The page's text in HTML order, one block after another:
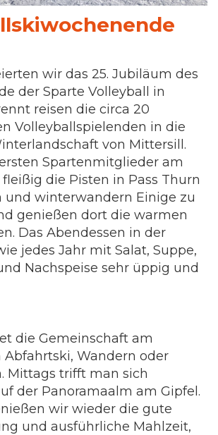
wir das 25. Jubiläum des
der Sparte Volleyball in
reisen die circa 20
Volleyballspielenden in die
von Mittersill.
Spartenmitglieder am
die Pisten in Pass Thurn
und winterwandern Einige zu
genießen dort die warmen
Das Abendessen in der
jedes Jahr mit Salat, Suppe,
Nachspeise sehr üppig und
die Gemeinschaft am
Abfahrtski, Wandern oder
Mittags trifft man sich
der Panoramaalm am Gipfel.
wir wieder die gute
und ausführliche Mahlzeit,